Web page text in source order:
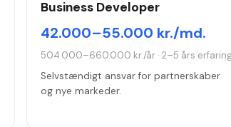
Business Developer
42.000–55.000 kr./md.
504.000–660.000 kr./år· 2–5 års
Selvstændigt ansvar for partnerskaber
og nye markeder.